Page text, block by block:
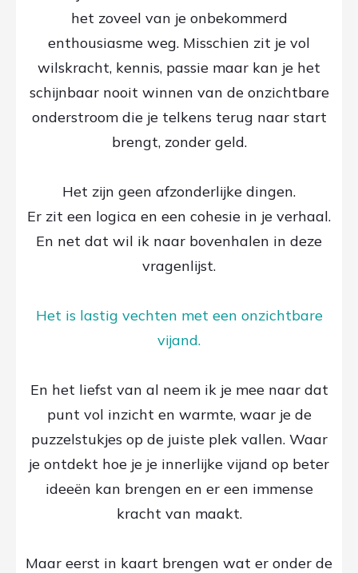
het zoveel van je onbekommerd
enthousiasme weg. Misschien zit je vol
wilskracht, kennis, passie maar kan je het
schijnbaar nooit winnen van de onzichtbare
onderstroom die je telkens terug naar start
brengt, zonder geld.
Het zijn geen afzonderlijke dingen.
Er zit een logica en een cohesie in je verhaal.
En net dat wil ik naar bovenhalen in deze
vragenlijst.
Het is lastig vechten met een onzichtbare
vijand.
En het liefst van al neem ik je mee naar dat
punt vol inzicht en warmte, waar je de
puzzelstukjes op de juiste plek vallen. Waar
je ontdekt hoe je je innerlijke vijand op beter
ideeën kan brengen en er een immense
kracht van maakt.
Maar eerst in kaart brengen wat er onder de